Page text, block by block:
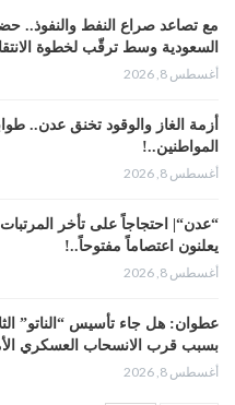
مع تصاعد صراع النفط
السعودية وسط ترقّب لخطوة
أغسطس 8, 2026
أزمة الغاز والوقود تخنق عدن..
المواطنين..!
أغسطس 8, 2026
“عدن“| احتجاجاً على تأخر
يعلنون اعتصاماً مفتوحاً..!
أغسطس 8, 2026
عطوان: هل جاء تأسيس “الناتو”
بسبب قرب الانسحاب العسكري
أغسطس 8, 2026